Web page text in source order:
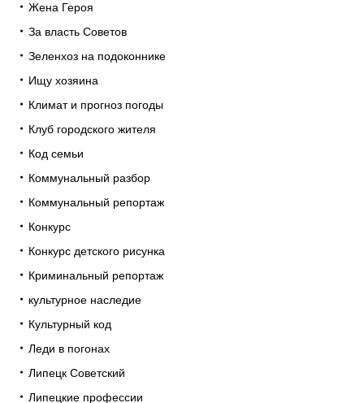
Жена Героя
За власть Советов
Зеленхоз на подоконнике
Ищу хозяина
Климат и прогноз погоды
Клуб городского жителя
Код семьи
Коммунальный разбор
Коммунальный репортаж
Конкурс
Конкурс детского рисунка
Криминальный репортаж
культурное наследие
Культурный код
Леди в погонах
Липецк Советский
Липецкие профессии